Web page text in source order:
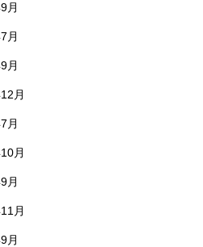
月
月
月
月
月
月
月
月
月